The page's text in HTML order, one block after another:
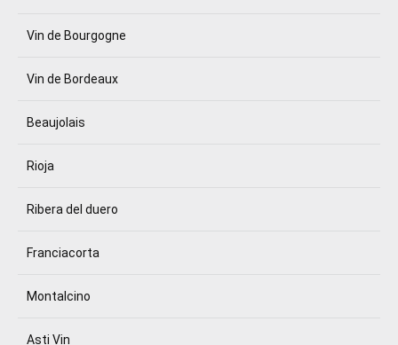
Vin de Bourgogne
Vin de Bordeaux
Beaujolais
Rioja
Ribera del duero
Franciacorta
Montalcino
Asti Vin